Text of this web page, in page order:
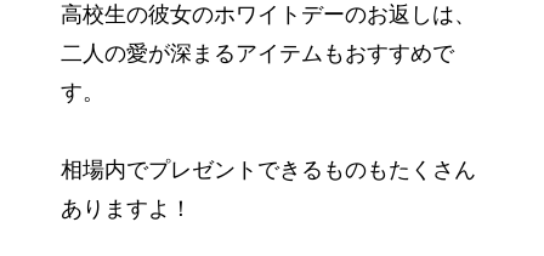
高校生の彼女のホワイトデーのお返しは、
二人の愛が深まるアイテムもおすすめで
す。
相場内でプレゼントできるものもたくさん
ありますよ！